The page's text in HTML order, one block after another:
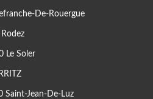
De-Rouergue
Le Soler
Saint-Jean-De-Luz